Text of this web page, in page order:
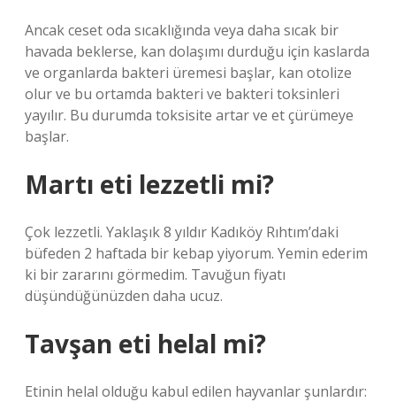
Ancak ceset oda sıcaklığında veya daha sıcak bir
havada beklerse, kan dolaşımı durduğu için kaslarda
ve organlarda bakteri üremesi başlar, kan otolize
olur ve bu ortamda bakteri ve bakteri toksinleri
yayılır. Bu durumda toksisite artar ve et çürümeye
başlar.
Martı eti lezzetli mi?
Çok lezzetli. Yaklaşık 8 yıldır Kadıköy Rıhtım’daki
büfeden 2 haftada bir kebap yiyorum. Yemin ederim
ki bir zararını görmedim. Tavuğun fiyatı
düşündüğünüzden daha ucuz.
Tavşan eti helal mi?
Etinin helal olduğu kabul edilen hayvanlar şunlardır: